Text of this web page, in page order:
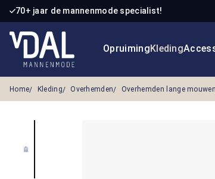
de hoofdinhoud
Ga naar de zoekopdracht
Ga naar de hoofdnavigatie
70+ jaar de mannenmode specialist!
OpruimingKleding
Home Kleding Overhemden Overhemden lange mouwen